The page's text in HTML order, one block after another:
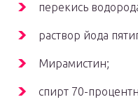
перекись
раствор йода
Мирамистин;
спирт 70-